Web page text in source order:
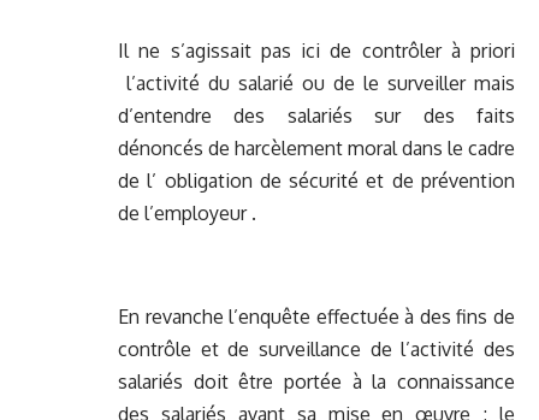
Il ne s’agissait pas ici de contrôler à priori
l’activité du salarié ou de le surveiller mais
d’entendre des salariés sur des faits
dénoncés de harcèlement moral dans le cadre
de l’ obligation de sécurité et de prévention
de l’employeur .
En revanche l’enquête effectuée à des fins de
contrôle et de surveillance de l’activité des
salariés doit être portée à la connaissance
des salariés avant sa mise en œuvre ; le